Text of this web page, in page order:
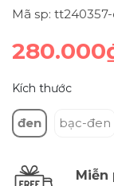
Mã sp:
Kích thước
đen bạc-đen
Miễn